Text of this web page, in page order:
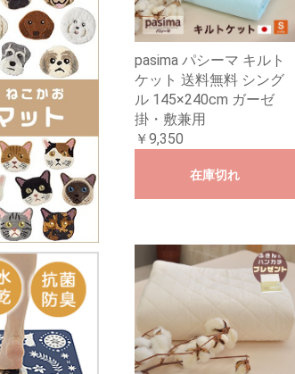
pasima パシーマ キルト
ケット 送料無料 シング
ル 145×240cm ガーゼ
掛・敷兼用
￥9,350
在庫切れ